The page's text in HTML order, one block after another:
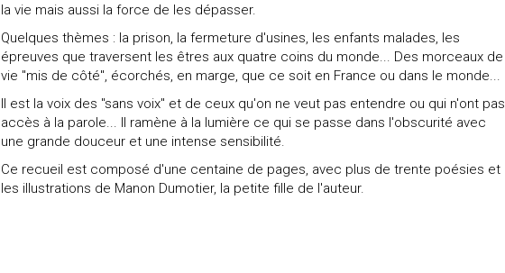
la vie mais aussi la force de les dépasser.
Quelques thèmes : la prison, la fermeture d'usines, les enfants malades, les
épreuves que traversent les êtres aux quatre coins du monde... Des morceaux de
vie "mis de côté", écorchés, en marge, que ce soit en France ou dans le monde...
Il est la voix des "sans voix" et de ceux qu'on ne veut pas entendre ou qui n'ont pas
accès à la parole... Il ramène à la lumière ce qui se passe dans l'obscurité avec
une grande douceur et une intense sensibilité.
Ce recueil est composé d'une centaine de pages, avec plus de trente poésies et
les illustrations de Manon Dumotier, la petite fille de l'auteur.